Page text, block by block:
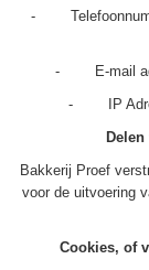
-
- E-mail
- IP Adres
Delen
Bakkerij Proef
voor de uitvoering
Cookies, of